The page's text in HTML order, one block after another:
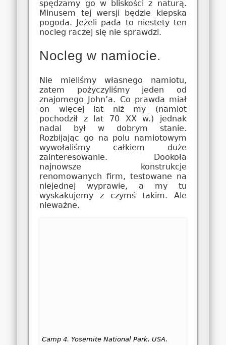
spędzamy go w bliskości z naturą.
Minusem tej wersji będzie kiepska
pogoda. Jeżeli pada to niestety ten
nocleg raczej się nie sprawdzi.
Nocleg w namiocie.
Nie mieliśmy własnego namiotu,
zatem pożyczyliśmy jeden od
znajomego John’a. Co prawda miał
on więcej lat niż my (namiot
pochodził z lat 70 XX w.) jednak
nadal był w dobrym stanie.
Rozbijając go na polu namiotowym
wywołaliśmy całkiem duże
zainteresowanie. Dookoła
najnowsze konstrukcje
renomowanych firm, testowane na
niejednej wyprawie, a my tu
wyskakujemy z czymś takim. Ale
nieważne.
Camp 4. Yosemite National Park. USA.